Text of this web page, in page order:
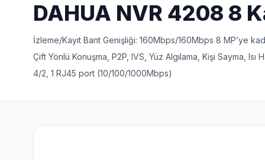
Yangın Alarm Sistemleri
Yangın Alarm
Speed Dome
Yangın Sirenleri
DAHUA NVR 4208 8
İzleme/Kayıt Bant Genişliği: 160Mbps/160Mbps 8 MP’ye
Çift Yönlü Konuşma, P2P, IVS, Yüz Algılama, Kişi Sayma, Isı
4/2, 1 RJ45 port (10/100/1000Mbps)